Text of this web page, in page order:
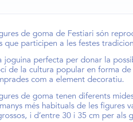
de goma de Festiari són
que participen a les festes
joguina perfecta per donar la
de la cultura popular en forma de
com a element decoratiu.
de goma tenen diferents
més habituals de les figures
, i d’entre 30 i 35 cm per als